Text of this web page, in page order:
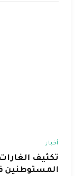
أخبار
تكثيف
المستوطنين